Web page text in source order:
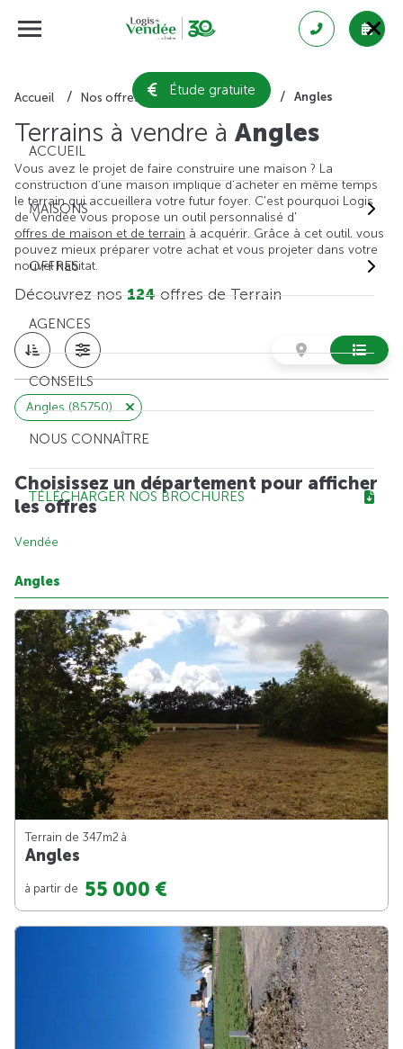
Étude gratuite
ACCUEIL
MAISONS
OFFRES
AGENCES
CONSEILS
NOUS CONNAÎTRE
TÉLÉCHARGER NOS BROCHURES
Accueil Nos offres de terrain Vendée Angles
Terrains à vendre à Angles
Vous avez le projet de faire construire une maison ? La
construction d'une maison implique d'acheter en même temps
le terrain qui accueillera votre futur foyer. C'est pourquoi Logis
de Vendée vous propose un outil personnalisé d'
offres de maison et de terrain à acquérir. Grâce à cet outil, vous
pouvez mieux préparer votre achat et vous projeter dans votre
nouvel habitat.
Découvrez nos124offres de Terrain
Angles (85750)
Choisissez un département pour afficher
les offres
Vendée
Angles
Terrain de 347m2 à
Angles
à partir de 55 000 €